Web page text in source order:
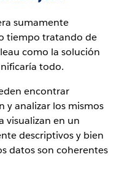
sumamente
tiempo tratando de
como la solución
todo.
encontrar
y analizar los mismos
visualizan en un
descriptivos y bien
datos son coherentes